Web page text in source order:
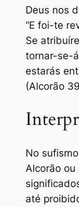
Deus nos
“E foi-te
Se
tornar-se-
estarás
(Alcorão
No
Alcorão ou
até